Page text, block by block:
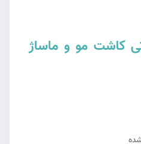
کاشت مو و ماساژ